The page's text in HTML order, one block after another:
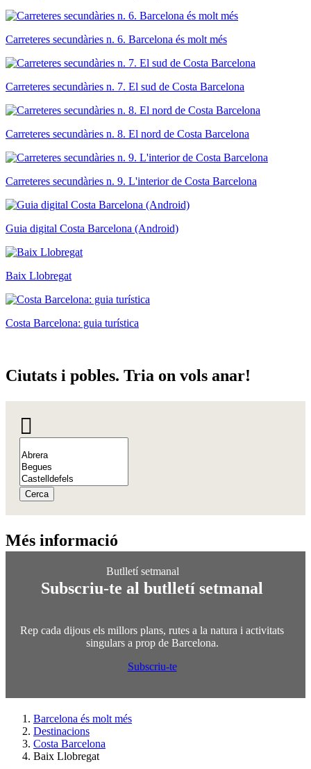
Carreteres secundàries n. 6. Barcelona és molt més
Carreteres secundàries n. 7. El sud de Costa Barcelona
Carreteres secundàries n. 8. El nord de Costa Barcelona
Carreteres secundàries n. 9. L'interior de Costa Barcelona
Guia digital Costa Barcelona (Android)
Baix Llobregat
Costa Barcelona: guia turística
Ciutats i pobles. Tria on vols anar!
Cerca
Més informació
Subscriu-te al butlletí setmanal
Rep cada dijous els millors plans, rutes a la natura i activitats
singulars a prop de Barcelona.
Subscriu-te
Barcelona és molt més
Destinacions
Costa Barcelona
Baix Llobregat